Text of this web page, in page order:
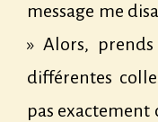
message me
» Alors,
différentes
pas exactement